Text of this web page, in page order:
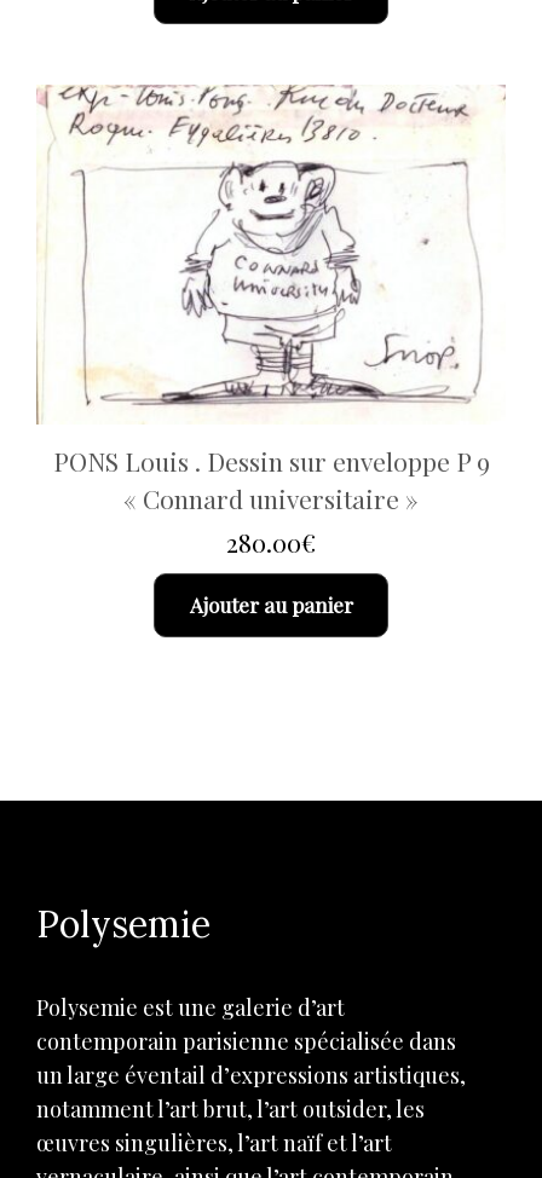
PONS Louis . Dessin sur enveloppe P 9
« Connard universitaire »
280.00€
Ajouter au panier
Polysemie
Polysemie est une galerie d’art
contemporain parisienne spécialisée dans
un large éventail d’expressions artistiques,
notamment l’art brut, l’art outsider, les
œuvres singulières, l’art naïf et l’art